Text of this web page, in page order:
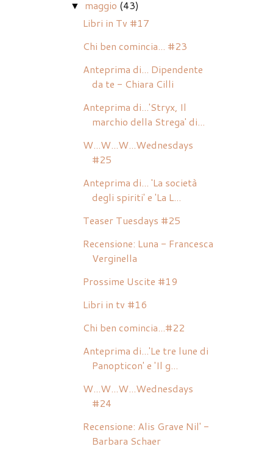
▼ maggio (43)
Libri in Tv #17
Chi ben comincia... #23
Anteprima di... Dipendente
da te - Chiara Cilli
Anteprima di...'Stryx, Il
marchio della Strega' di...
W...W...W...Wednesdays
#25
Anteprima di... 'La società
degli spiriti' e 'La L...
Teaser Tuesdays #25
Recensione: Luna - Francesca
Verginella
Prossime Uscite #19
Libri in tv #16
Chi ben comincia...#22
Anteprima di...'Le tre lune di
Panopticon' e 'Il g...
W...W...W...Wednesdays
#24
Recensione: Alis Grave Nil' -
Barbara Schaer